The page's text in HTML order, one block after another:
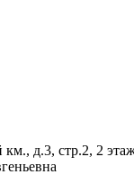
км., д.3, стр.2, 2